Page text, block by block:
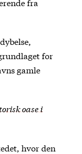
for
gamle
oase i
hvor den